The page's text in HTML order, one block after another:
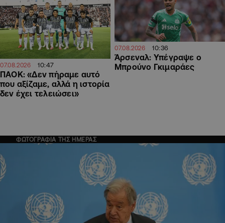
07.08.2026 10:47
ΠΑΟΚ: «Δεν πήραμε αυτό
που αξίζαμε, αλλά η ιστορία
δεν έχει τελειώσει»
07.08.2026 10:36
Άρσεναλ: Υπέγραψε ο
Μπρούνο Γκιμαράες
ΦΩΤΟΓΡΑΦΙΑ ΤΗΣ ΗΜΕΡΑΣ